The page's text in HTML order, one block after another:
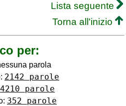
Lista seguente
Torna all'inizio
per:
parola
2142 parole
4210 parole
352 parole